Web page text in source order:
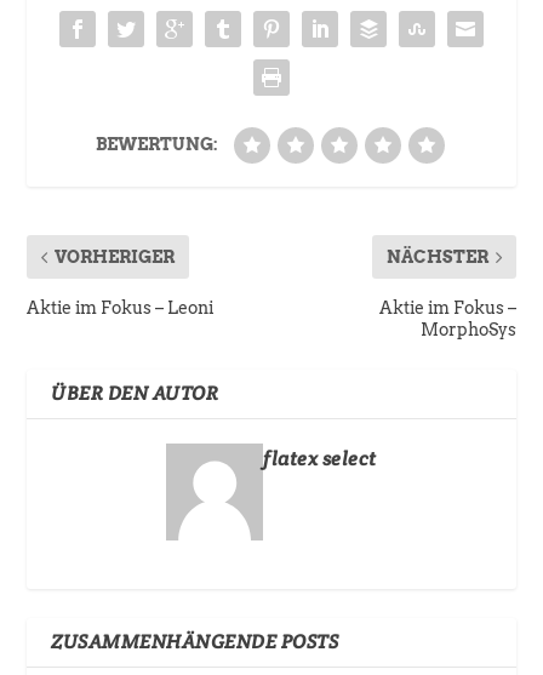
BEWERTUNG:
VORHERIGER
Aktie im Fokus – Leoni
NÄCHSTER
Aktie im Fokus –
MorphoSys
ÜBER DEN AUTOR
flatex select
ZUSAMMENHÄNGENDE POSTS